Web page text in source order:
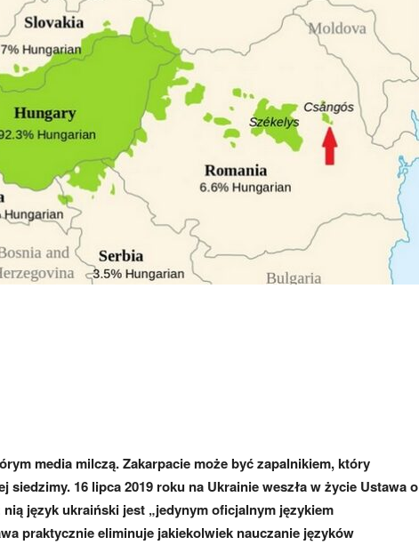
media milczą. Zakarpacie może być zapalnikiem, który
siedzimy. 16 lipca 2019 roku na Ukrainie weszła w życie Ustawa o
język ukraiński jest „jedynym oficjalnym językiem
praktycznie eliminuje jakiekolwiek nauczanie języków